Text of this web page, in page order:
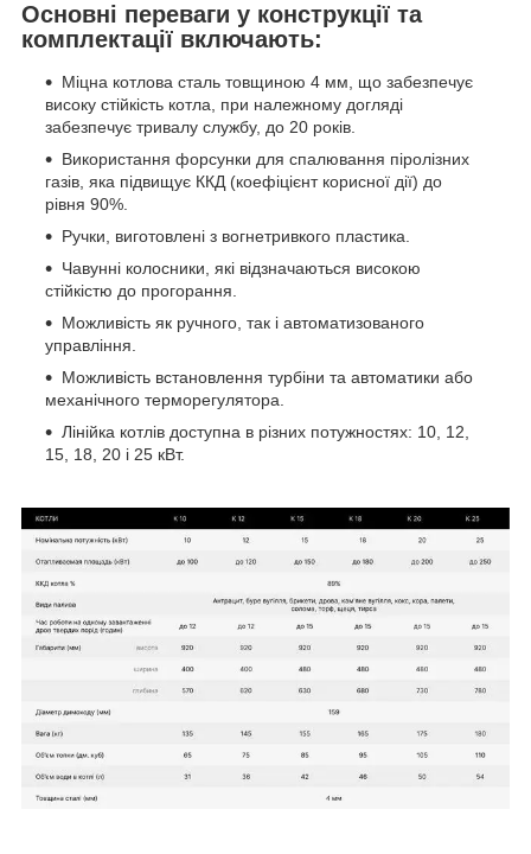
Основні переваги у конструкції та
комплектації включають:
Міцна котлова сталь товщиною 4 мм, що забезпечує
високу стійкість котла, при належному догляді
забезпечує тривалу службу, до 20 років.
Використання форсунки для спалювання піролізних
газів, яка підвищує ККД (коефіцієнт корисної дії) до
рівня 90%.
Ручки, виготовлені з вогнетривкого пластика.
Чавунні колосники, які відзначаються високою
стійкістю до прогорання.
Можливість як ручного, так і автоматизованого
управління.
Можливість встановлення турбіни та автоматики або
механічного терморегулятора.
Лінійка котлів доступна в різних потужностях: 10, 12,
15, 18, 20 і 25 кВт.